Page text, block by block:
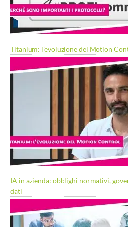
Titanium: l’evoluzione del Motion
IA in azienda: obblighi normativi,
dati